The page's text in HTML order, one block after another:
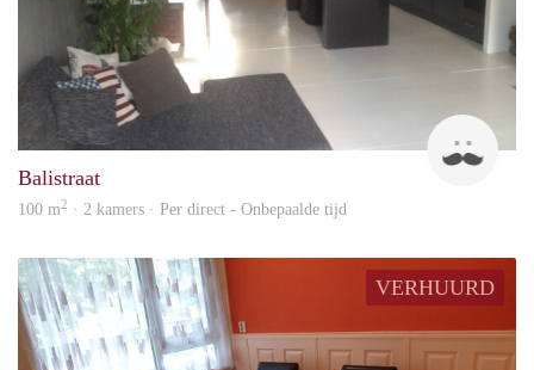
Balistraat
100 m2 · 2 kamers · Per direct - Onbepaalde tijd
VERHUURD